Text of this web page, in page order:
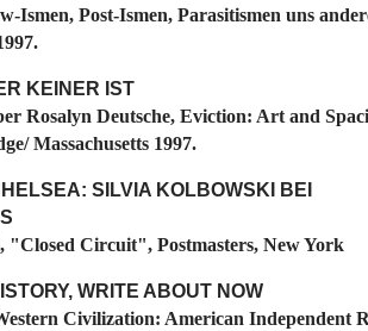
Ismen, Post-Ismen, Parasitismen uns
KEINER IST
Rosalyn Deutsche, Eviction: Art and
Massachusetts 1997.
SILVIA KOLBOWSKI BEI
"Closed Circuit", Postmasters, New York
WRITE ABOUT NOW
Civilization: American Independent